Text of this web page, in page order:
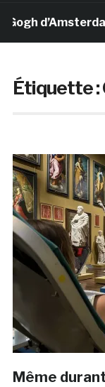
d’Amsterdam
Étiquette :
Même